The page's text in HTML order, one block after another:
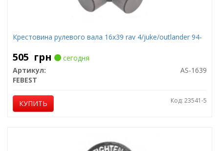
Крестовина рулевого вала 16x39 rav 4/juke/outlander 94-
505 грн
сегодня
Артикул:
AS-1639
FEBEST
КУПИТЬ Код: 23541-5